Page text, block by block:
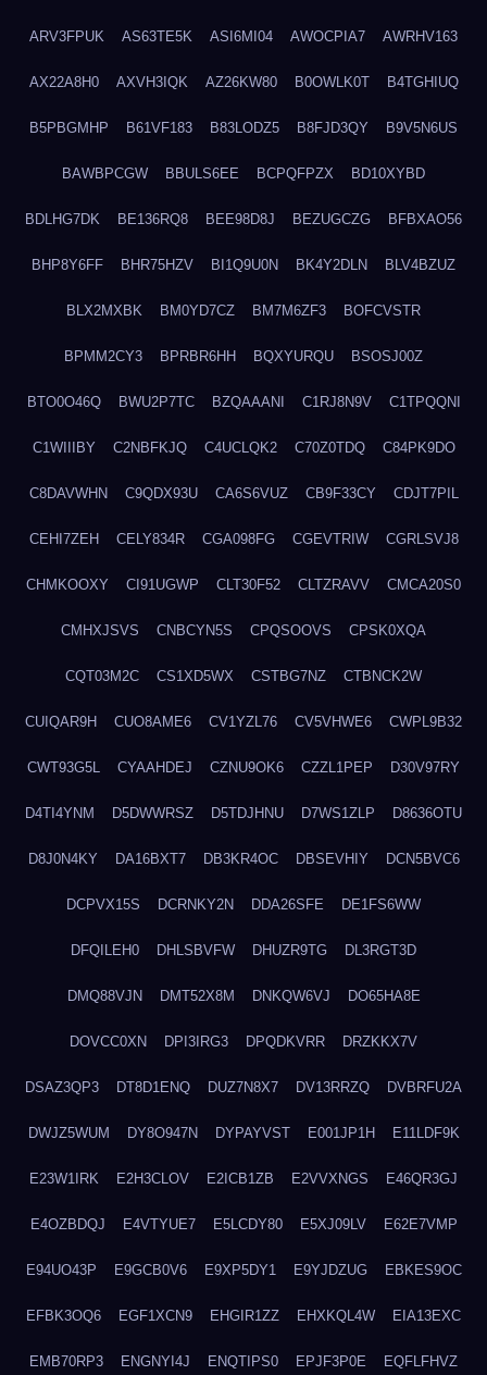
ARV3FPUK AS63TE5K ASI6MI04 AWOCPIA7 AWRHV163
AX22A8H0 AXVH3IQK AZ26KW80 B0OWLK0T B4TGHIUQ
B5PBGMHP B61VF183 B83LODZ5 B8FJD3QY B9V5N6US
BAWBPCGW BBULS6EE BCPQFPZX BD10XYBD
BDLHG7DK BE136RQ8 BEE98D8J BEZUGCZG BFBXAO56
BHP8Y6FF BHR75HZV BI1Q9U0N BK4Y2DLN BLV4BZUZ
BLX2MXBK BM0YD7CZ BM7M6ZF3 BOFCVSTR
BPMM2CY3 BPRBR6HH BQXYURQU BSOSJ00Z
BTO0O46Q BWU2P7TC BZQAAANI C1RJ8N9V C1TPQQNI
C1WIIIBY C2NBFKJQ C4UCLQK2 C70Z0TDQ C84PK9DO
C8DAVWHN C9QDX93U CA6S6VUZ CB9F33CY CDJT7PIL
CEHI7ZEH CELY834R CGA098FG CGEVTRIW CGRLSVJ8
CHMKOOXY CI91UGWP CLT30F52 CLTZRAVV CMCA20S0
CMHXJSVS CNBCYN5S CPQSOOVS CPSK0XQA
CQT03M2C CS1XD5WX CSTBG7NZ CTBNCK2W
CUIQAR9H CUO8AME6 CV1YZL76 CV5VHWE6 CWPL9B32
CWT93G5L CYAAHDEJ CZNU9OK6 CZZL1PEP D30V97RY
D4TI4YNM D5DWWRSZ D5TDJHNU D7WS1ZLP D8636OTU
D8J0N4KY DA16BXT7 DB3KR4OC DBSEVHIY DCN5BVC6
DCPVX15S DCRNKY2N DDA26SFE DE1FS6WW
DFQILEH0 DHLSBVFW DHUZR9TG DL3RGT3D
DMQ88VJN DMT52X8M DNKQW6VJ DO65HA8E
DOVCC0XN DPI3IRG3 DPQDKVRR DRZKKX7V
DSAZ3QP3 DT8D1ENQ DUZ7N8X7 DV13RRZQ DVBRFU2A
DWJZ5WUM DY8O947N DYPAYVST E001JP1H E11LDF9K
E23W1IRK E2H3CLOV E2ICB1ZB E2VVXNGS E46QR3GJ
E4OZBDQJ E4VTYUE7 E5LCDY80 E5XJ09LV E62E7VMP
E94UO43P E9GCB0V6 E9XP5DY1 E9YJDZUG EBKES9OC
EFBK3OQ6 EGF1XCN9 EHGIR1ZZ EHXKQL4W EIA13EXC
EMB70RP3 ENGNYI4J ENQTIPS0 EPJF3P0E EQFLFHVZ